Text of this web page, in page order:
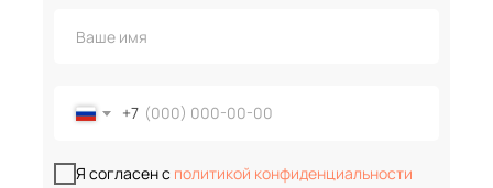
+7
Я согласен с политикой конфиденциальности